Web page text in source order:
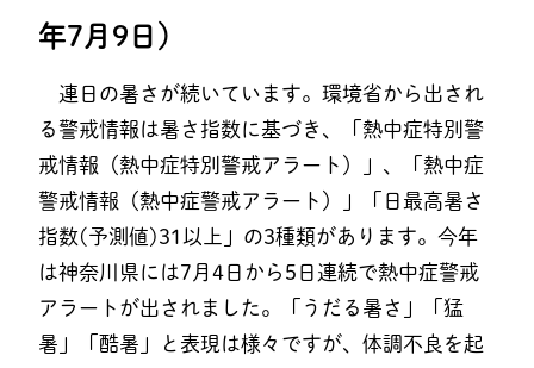
年7月9日）
連日の暑さが続いています。環境省から出され
る警戒情報は暑さ指数に基づき、「熱中症特別警
戒情報（熱中症特別警戒アラート）」、「熱中症
警戒情報（熱中症警戒アラート）」「日最高暑さ
指数(予測値)31以上」の3種類があります。今年
は神奈川県には7月4日から5日連続で熱中症警戒
アラートが出されました。「うだる暑さ」「猛
暑」「酷暑」と表現は様々ですが、体調不良を起